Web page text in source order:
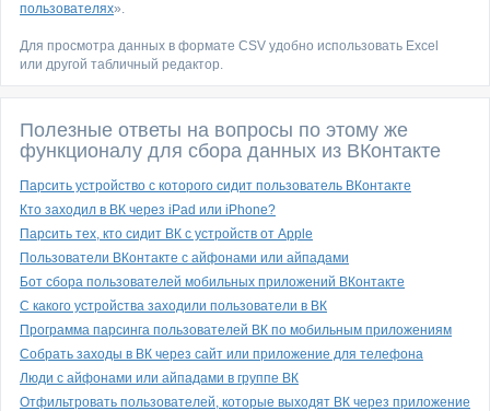
пользователях».
Для просмотра данных в формате CSV удобно использовать Excel
или другой табличный редактор.
Полезные ответы на вопросы по этому же
функционалу для сбора данных из ВКонтакте
Парсить устройство с которого сидит пользователь ВКонтакте
Кто заходил в ВК через iPad или iPhone?
Парсить тех, кто сидит ВК с устройств от Apple
Пользователи ВКонтакте с айфонами или айпадами
Бот сбора пользователей мобильных приложений ВКонтакте
С какого устройства заходили пользователи в ВК
Программа парсинга пользователей ВК по мобильным приложениям
Собрать заходы в ВК через сайт или приложение для телефона
Люди с айфонами или айпадами в группе ВК
Отфильтровать пользователей, которые выходят ВК через приложение